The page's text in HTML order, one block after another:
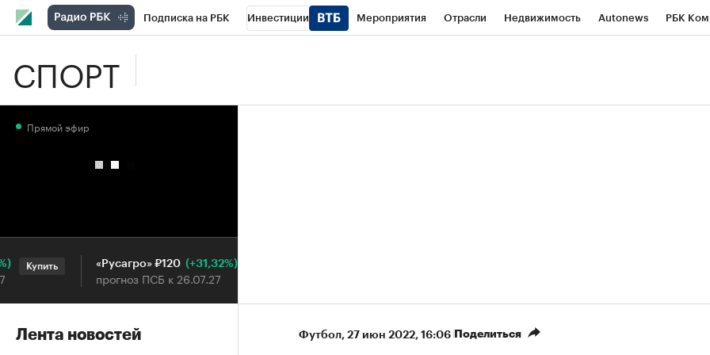
Подписка на РБК Инвестиции Мероприятия Отрасли Недвижимость Autonews РБК
СПОРТ
Футбол⁠, 27 июн 2022, 16:06 Поделиться
Прямой эфир
Купить «Русагро» ₽120 (+31,32%)
прогноз ПСБ к 26.07.27
Купить
Лента новостей